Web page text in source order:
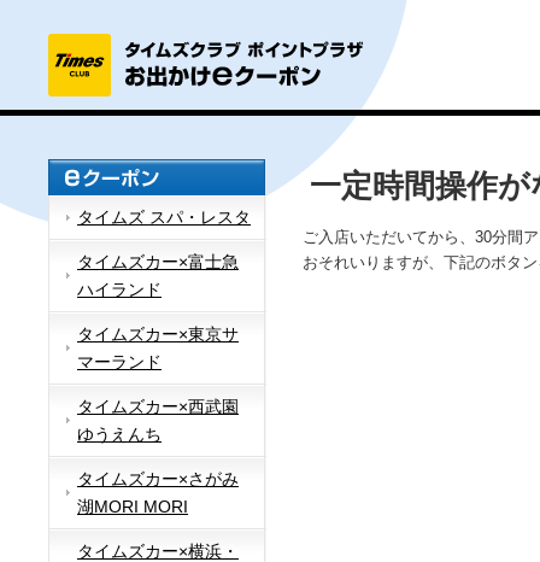
タイムズ スパ・レスタ
タイムズカー×富士急
ハイランド
タイムズカー×東京サ
マーランド
タイムズカー×西武園
ゆうえんち
タイムズカー×さがみ
湖MORI MORI
タイムズカー×横浜・
一定時間操作
ご入店いただいてから、30分間
おそれいりますが、下記のボタ